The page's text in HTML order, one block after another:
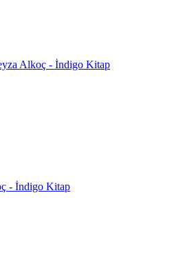
Alkoç - İndigo Kitap